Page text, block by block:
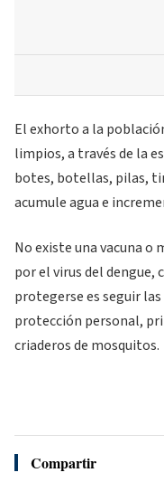
El exhorto a la
limpios, a través de la
botes, botellas, pilas,
acumule agua e
No existe una vacuna
por el virus del dengue,
protegerse es seguir
protección personal,
criaderos de mosquitos.
Compartir